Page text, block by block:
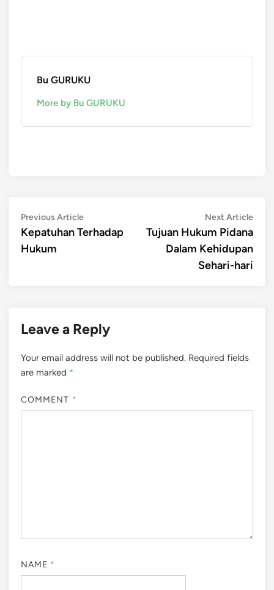
Bu GURUKU
More by Bu GURUKU
Post
navigation
Previous ArticlePrevious
article:
Kepatuhan Terhadap
Hukum
Next ArticleNext
Tujuan Hukum Pidana
Dalam Kehidupan
Sehari-hari
Leave a Reply
Your email address will not be published. Required fields
are marked *
COMMENT *
NAME *